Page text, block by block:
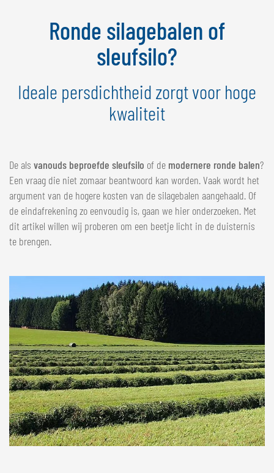
GÖWEIL Schweiz
Ronde silagebalen of
sleufsilo?
Ideale persdichtheid zorgt voor hoge
kwaliteit
De als vanouds beproefde sleufsilo of de modernere ronde balen?
Een vraag die niet zomaar beantwoord kan worden. Vaak wordt het
argument van de hogere kosten van de silagebalen aangehaald. Of
de eindafrekening zo eenvoudig is, gaan we hier onderzoeken. Met
dit artikel willen wij proberen om een beetje licht in de duisternis
te brengen.